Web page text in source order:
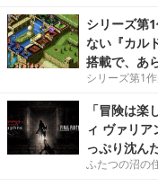
シリーズ第
ない『カル
搭載で、あ
シリーズ第1
「冒険は
ィ ヴァリ
っぷり沈ん
ふたつの沼の